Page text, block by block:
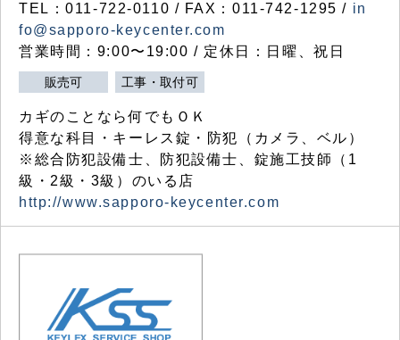
TEL：011-722-0110 / FAX：011-742-1295 / in
fo@sapporo-keycenter.com
営業時間：9:00〜19:00 / 定休日：日曜、祝日
販売可 工事・取付可
カギのことなら何でもＯＫ
得意な科目・キーレス錠・防犯（カメラ、ベル）
※総合防犯設備士、防犯設備士、錠施工技師（1
級・2級・3級）のいる店
http://www.sapporo-keycenter.com